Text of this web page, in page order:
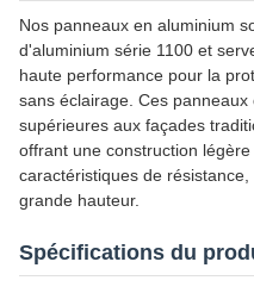
Nos panneaux en aluminium
d'aluminium série 1100 et
haute performance pour la
sans éclairage. Ces
supérieures aux façades
offrant une construction
caractéristiques de
grande hauteur.
Spécifications du